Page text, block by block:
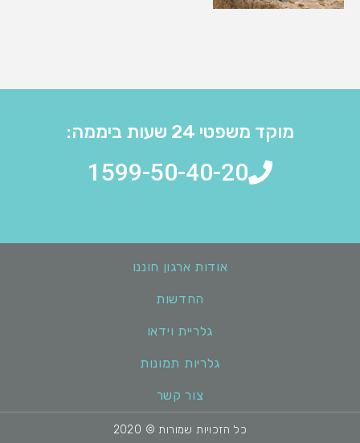
מוקד משפטי 24 שעות ביממה:
1599-50-40-20
אודות ארגון חוננו
החדשות
גלריית וידאו
גלריות תמונות
צור קשר
כל הזכויות שמורות © 2020